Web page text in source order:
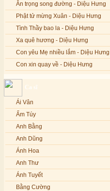
Ân trọng song đường - Diệu Hưng
Phật tử mừng Xuân - Diệu Hưng
Tình Thầy bao la - Diệu Hưng
Xa quê hương - Diệu Hưng
Con yêu Mẹ nhiều lắm - Diệu Hưng
Con xin quay về - Diệu Hưng
Nếu xa Phật - Diệu Hưng
Tình Lam - Kim Khánh & Hoàng
Vĩnh
Xin cho con niềm tin - Kim Linh
Quán Âm Mẹ hiền - Kim Linh
Nhạc niệm Nam Mô A Di Đà Phật -
Kim Linh
Mẹ Từ Bi - Kim Linh
12 Lời nguyện của Bồ tát Quán Thế
Âm - Kim Linh
Ca sĩ
Ái Vân
Ẩm Túy
Anh Bằng
Anh Dũng
Ánh Hoa
Anh Thư
Ánh Tuyết
Bằng Cường